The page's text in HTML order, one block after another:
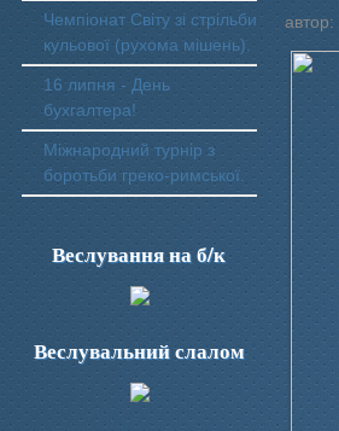
Чемпіонат Світу зі стрільби
кульової (рухома мішень).
16 липня - День
бухгалтера!
Міжнародний турнір з
боротьби греко-римської.
Веслування на б/к
Веслувальний слалом
автор: